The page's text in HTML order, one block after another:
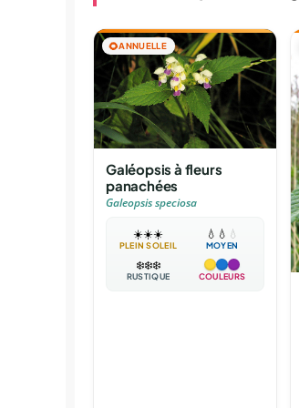
🌻ANNUELLE
Galéopsis à fleurs
panachées
Galeopsis speciosa
☀️☀️☀️
PLEIN SOLEIL
💧 💧 💧
MOYEN
❄️❄️❄️
RUSTIQUE COULEURS